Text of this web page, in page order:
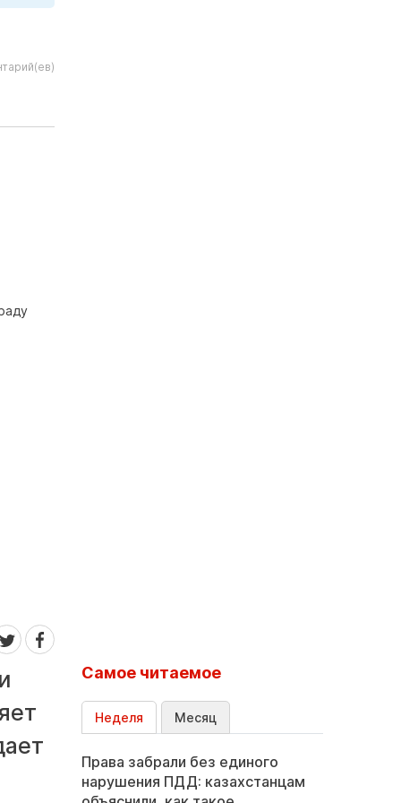
Самое читаемое
Неделя Месяц
Права забрали без единого
нарушения ПДД: казахстанцам